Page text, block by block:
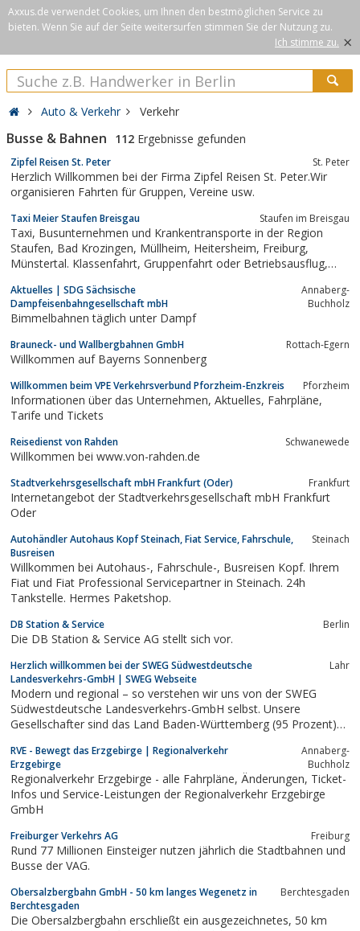
Axxus.de verwendet Cookies, um Ihnen den bestmöglichen Service zu
bieten. Wenn Sie auf der Seite weitersurfen stimmen Sie der Nutzung zu.
Ich stimme zu. ×
Auto & Verkehr Verkehr
Busse & Bahnen 112 Ergebnisse gefunden
Zipfel Reisen St. Peter St. Peter
Herzlich Willkommen bei der Firma Zipfel Reisen St. Peter.Wir
organisieren Fahrten für Gruppen, Vereine usw.
Taxi Meier Staufen Breisgau Staufen im Breisgau
Taxi, Busunternehmen und Krankentransporte in der Region
Staufen, Bad Krozingen, Müllheim, Heitersheim, Freiburg,
Münstertal. Klassenfahrt, Gruppenfahrt oder Betriebsausflug,
Aktuelles | SDG Sächsische
Dampfeisenbahngesellschaft mbH
Annaberg-
Buchholz
Bimmelbahnen täglich unter Dampf
Brauneck- und Wallbergbahnen GmbH Rottach-Egern
Willkommen auf Bayerns Sonnenberg
Willkommen beim VPE Verkehrsverbund Pforzheim-Enzkreis Pforzheim
Informationen über das Unternehmen, Aktuelles, Fahrpläne,
Tarife und Tickets
Reisedienst von Rahden Schwanewede
Willkommen bei www.von-rahden.de
Stadtverkehrsgesellschaft mbH Frankfurt (Oder) Frankfurt
Internetangebot der Stadtverkehrsgesellschaft mbH Frankfurt
Oder
Autohändler Autohaus Kopf Steinach, Fiat Service, Fahrschule,
Busreisen
Steinach
Willkommen bei Autohaus-, Fahrschule-, Busreisen Kopf. Ihrem
Fiat und Fiat Professional Servicepartner in Steinach. 24h
Tankstelle. Hermes Paketshop.
DB Station & Service Berlin
Die DB Station & Service AG stellt sich vor.
Herzlich willkommen bei der SWEG Südwestdeutsche
Landesverkehrs-GmbH | SWEG Webseite
Lahr
Modern und regional – so verstehen wir uns von der SWEG
Südwestdeutsche Landesverkehrs-GmbH selbst. Unsere
Gesellschafter sind das Land Baden-Württemberg (95 Prozent)
2, 5 Prozent). Unser Unternehmenssitz und unsere
Hauptverwaltung befinden sich in Lahr im...
RVE - Bewegt das Erzgebirge | Regionalverkehr
Erzgebirge
Annaberg-
Buchholz
Regionalverkehr Erzgebirge - alle Fahrpläne, Änderungen, Ticket-
Infos und Service-Leistungen der Regionalverkehr Erzgebirge
GmbH
Freiburger Verkehrs AG Freiburg
Rund 77 Millionen Einsteiger nutzen jährlich die Stadtbahnen und
Busse der VAG.
Obersalzbergbahn GmbH - 50 km langes Wegenetz in
Berchtesgaden
Berchtesgaden
Die Obersalzbergbahn erschließt ein ausgezeichnetes, 50 km